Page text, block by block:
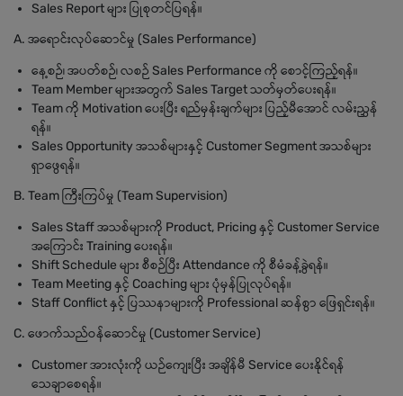
Sales Report များ ပြုစုတင်ပြရန်။
A. အရောင်းလုပ်ဆောင်မှု (Sales Performance)
နေ့စဉ်၊ အပတ်စဉ်၊ လစဉ် Sales Performance ကို စောင့်ကြည့်ရန်။
Team Member များအတွက် Sales Target သတ်မှတ်ပေးရန်။
Team ကို Motivation ပေးပြီး ရည်မှန်းချက်များ ပြည့်မီအောင် လမ်းညွှန်
ရန်။
Sales Opportunity အသစ်များနှင့် Customer Segment အသစ်များ
ရှာဖွေရန်။
B. Team ကြီးကြပ်မှု (Team Supervision)
Sales Staff အသစ်များကို Product, Pricing နှင့် Customer Service
အကြောင်း Training ပေးရန်။
Shift Schedule များ စီစဉ်ပြီး Attendance ကို စီမံခန့်ခွဲရန်။
Team Meeting နှင့် Coaching များ ပုံမှန်ပြုလုပ်ရန်။
Staff Conflict နှင့် ပြဿနာများကို Professional ဆန်စွာ ဖြေရှင်းရန်။
C. ဖောက်သည်ဝန်ဆောင်မှု (Customer Service)
Customer အားလုံးကို ယဉ်ကျေးပြီး အချိန်မီ Service ပေးနိုင်ရန်
သေချာစေရန်။